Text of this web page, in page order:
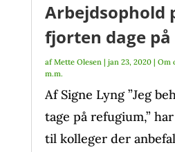
Arbejdsophold
fjorten dage på
afMette Olesen| jan 23, 2020| Om
m.m.
Af Signe Lyng ”Jeg
tage på refugium,”
til kolleger der